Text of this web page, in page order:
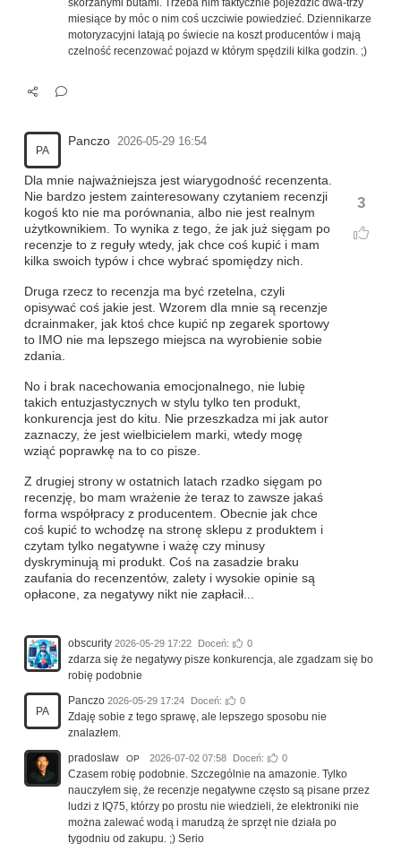
skórzanymi butami. Trzeba nim faktycznie pojeździć dwa-trzy
miesiące by móc o nim coś uczciwie powiedzieć. Dziennikarze
motoryzacyjni latają po świecie na koszt producentów i mają
czelność recenzować pojazd w którym spędzili kilka godzin. ;)
PA
Panczo 2026-05-29 16:54
3
Dla mnie najważniejsza jest wiarygodność recenzenta.
Nie bardzo jestem zainteresowany czytaniem recenzji
kogoś kto nie ma porównania, albo nie jest realnym
użytkownikiem. To wynika z tego, że jak już sięgam po
recenzje to z reguły wtedy, jak chce coś kupić i mam
kilka swoich typów i chce wybrać spomiędzy nich.
Druga rzecz to recenzja ma być rzetelna, czyli
opisywać coś jakie jest. Wzorem dla mnie są recenzje
dcrainmaker, jak ktoś chce kupić np zegarek sportowy
to IMO nie ma lepszego miejsca na wyrobienie sobie
zdania.
No i brak nacechowania emocjonalnego, nie lubię
takich entuzjastycznych w stylu tylko ten produkt,
konkurencja jest do kitu. Nie przeszkadza mi jak autor
zaznaczy, że jest wielbicielem marki, wtedy mogę
wziąć poprawkę na to co pisze.
Z drugiej strony w ostatnich latach rzadko sięgam po
recenzję, bo mam wrażenie że teraz to zawsze jakaś
forma współpracy z producentem. Obecnie jak chce
coś kupić to wchodzę na stronę sklepu z produktem i
czytam tylko negatywne i ważę czy minusy
dyskryminują mi produkt. Coś na zasadzie braku
zaufania do recenzentów, zalety i wysokie opinie są
opłacone, za negatywy nikt nie zapłacił...
obscurity 2026-05-29 17:22 Doceń: 0
zdarza się że negatywy pisze konkurencja, ale zgadzam się bo
robię podobnie
PA
Panczo 2026-05-29 17:24 Doceń: 0
Zdaję sobie z tego sprawę, ale lepszego sposobu nie
znalazłem.
pradoslaw
OP 2026-07-02 07:58 Doceń: 0
Czasem robię podobnie. Szczególnie na amazonie. Tylko
nauczyłem się, że recenzje negatywne często są pisane przez
ludzi z IQ75, którzy po prostu nie wiedzieli, że elektroniki nie
można zalewać wodą i marudzą że sprzęt nie działa po
tygodniu od zakupu. ;) Serio